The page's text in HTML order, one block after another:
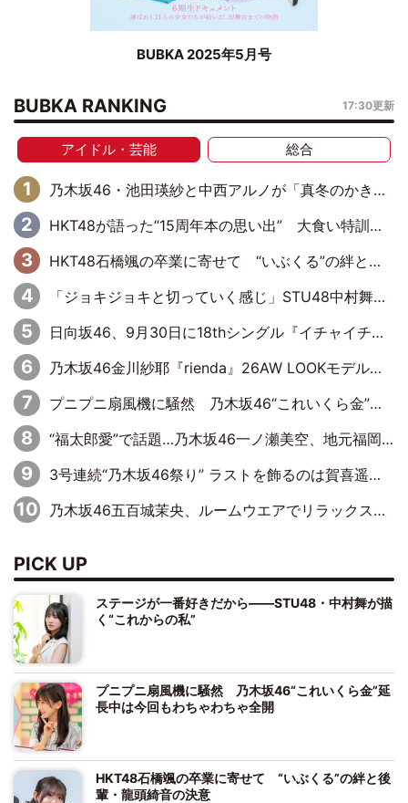
BUBKA 2025年5月号
BUBKA RANKING 17:30更新
アイドル・芸能 総合
乃木坂46・池田瑛紗と中西アルノが「真冬のかき氷」騒動で火花散らす！ 因縁の裏にあるのは、逆境をともに“凌”ぐ似た者同士の絆
HKT48が語った“15周年本の思い出” 大食い特訓・守護霊企画・制服グラビア…盛りだくさんの裏話
HKT48石橋颯の卒業に寄せて “いぶくる”の絆と後輩・龍頭綺音の決意
「ジョキジョキと切っていく感じ」STU48中村舞、新しい挑戦は自らの手で
日向坂46、9月30日に18thシングル『イチャイチャ虫』の発売決定！ フォーメーションは『日向坂で会いましょう』にて発表
乃木坂46金川紗耶『rienda』26AW LOOKモデルに就任
プニプニ扇風機に騒然 乃木坂46“これいくら金”延長中は今回もわちゃわちゃ全開
“福太郎愛”で話題…乃木坂46一ノ瀬美空、地元福岡『めんべい25周年トップサポーター』に就任
3号連続“乃木坂46祭り” ラストを飾るのは賀喜遥香…5年ぶりの登場に「5年分大人になった私を見ていただけたら」
乃木坂46五百城茉央、ルームウエアでリラックス「今回のグラビアを見て成長を感じていただけるとうれしい」
PICK UP
ステージが一番好きだから――STU48・中村舞が描
く“これからの私”
プニプニ扇風機に騒然 乃木坂46“これいくら金”延
長中は今回もわちゃわちゃ全開
HKT48石橋颯の卒業に寄せて “いぶくる”の絆と後
輩・龍頭綺音の決意